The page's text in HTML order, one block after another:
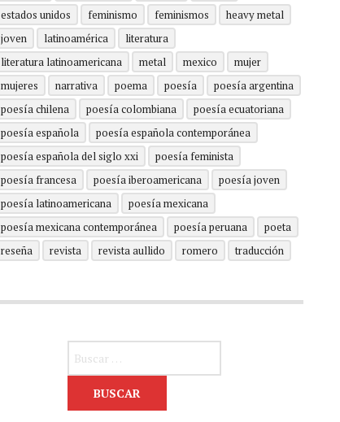
estados unidos
feminismo feminismos
heavy metal
joven
latinoamérica
literatura
literatura latinoamericana
metal mexico
mujer
mujeres
narrativa poema poesía
poesía argentina
poesía chilena
poesía colombiana
poesía ecuatoriana
poesía española
poesía española contemporánea
poesía española del siglo xxi
poesía feminista
poesía francesa
poesía iberoamericana
poesía joven
poesía latinoamericana
poesía mexicana
poesía mexicana contemporánea
poesía peruana
poeta
reseña
revista revista aullido romero traducción